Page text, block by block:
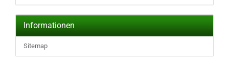
Informationen
Sitemap